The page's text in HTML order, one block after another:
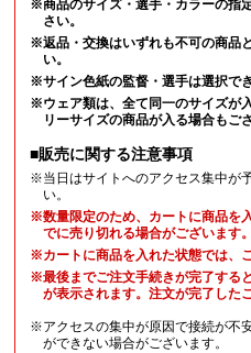
※商品のサイズ・選手・カラーの指
さい。
※返品・交換はいずれも不可の商品
い。
※サイン色紙の監督・選手は選択でき
※ウェア類は、全て同一のサイズが
リーサイズの商品が入る場合もご
■販売に関する注意事項
※当日はサイトへのアクセス集中が
い。
※数量限定のため、カートに商品を
でに売り切れる場合がございます。
※カートに商品を入れた状態では、
※最後までご注文手続きが完了する
が表示されます。注文が完了した
※アクセスの集中が原因で接続が不
ができない場合がございます。